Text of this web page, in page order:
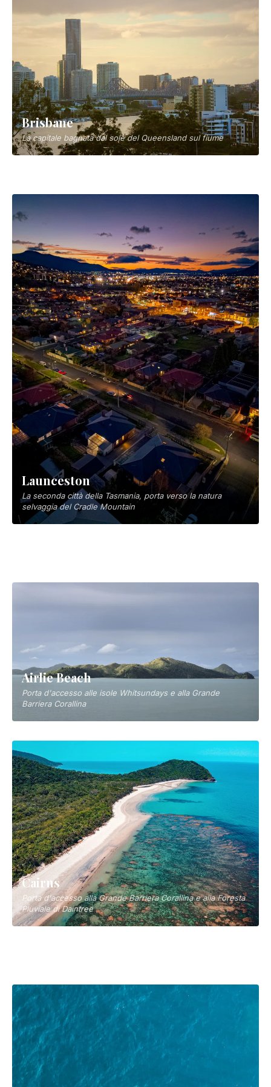
Brisbane
La capitale bagnata dal sole del Queensland sul fiume
Port Campbell
Porta d'accesso ai Dodici Apostoli
Launceston
La seconda città della Tasmania, porta verso la natura
selvaggia del Cradle Mountain
Noosa
Airlie Beach
Porta d'accesso alle isole Whitsundays e alla Grande
Barriera Corallina
Cairns
Porta d'accesso alla Grande Barriera Corallina e alla Foresta